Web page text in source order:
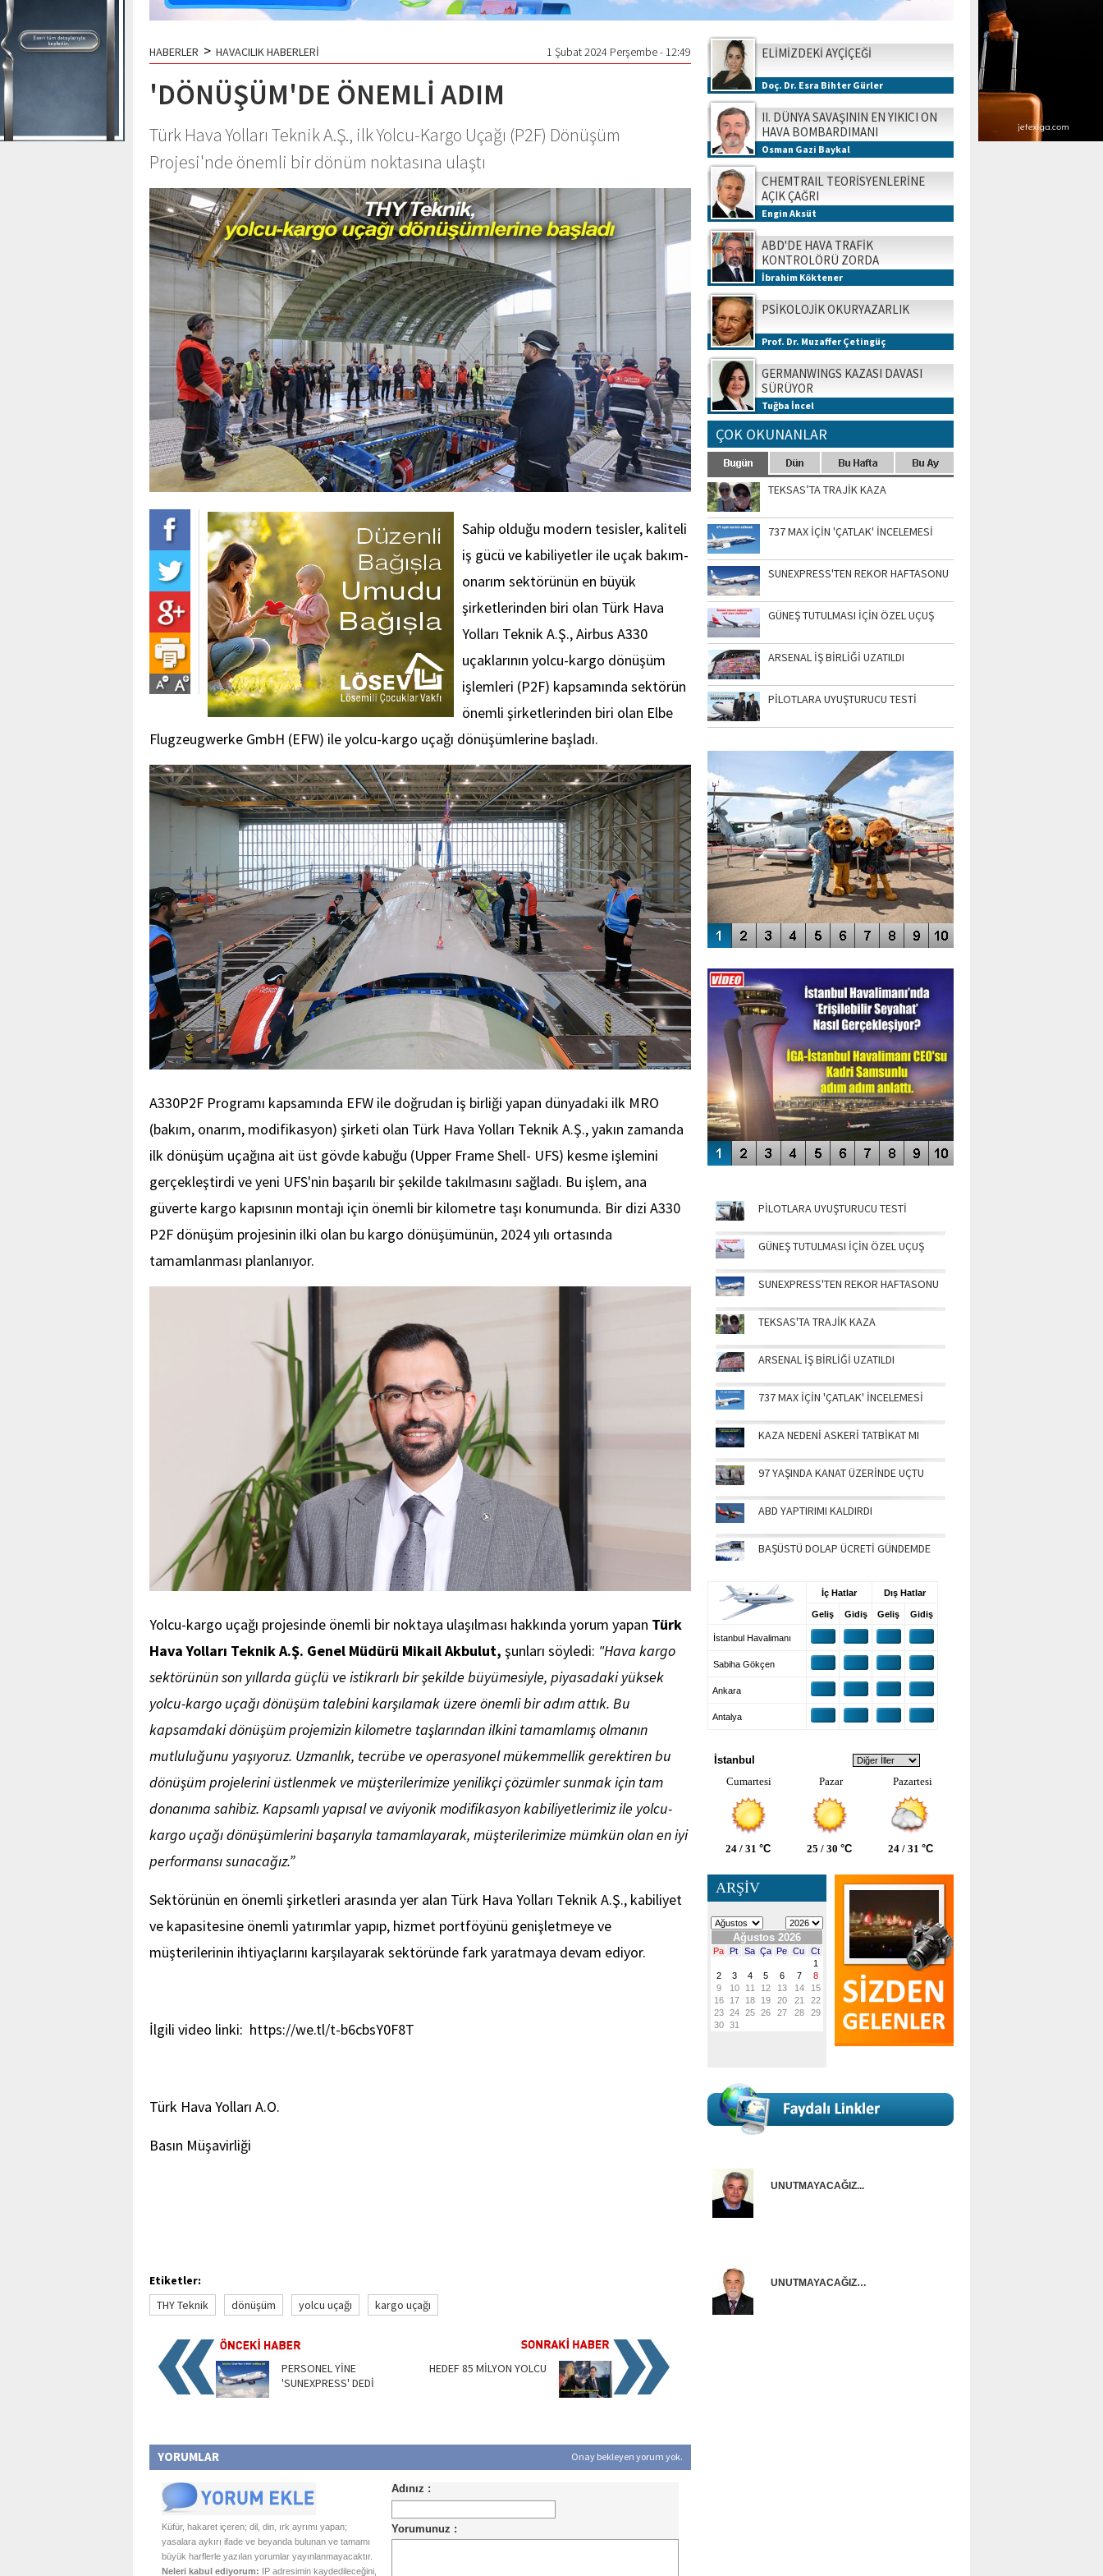
HABERLER > HAVACILIK HABERLERİ 1 Şubat 2024 Perşembe - 12:49
'DÖNÜŞÜM'DE ÖNEMLİ ADIM
Türk Hava Yolları Teknik A.Ş., ilk Yolcu-Kargo Uçağı (P2F) Dönüşüm
Projesi'nde önemli bir dönüm noktasına ulaştı
Sahip olduğu modern tesisler, kaliteli
iş gücü ve kabiliyetler ile uçak bakım-
onarım sektörünün en büyük
şirketlerinden biri olan Türk Hava
Yolları Teknik A.Ş., Airbus A330
uçaklarının yolcu-kargo dönüşüm
işlemleri (P2F) kapsamında sektörün
önemli şirketlerinden biri olan Elbe
Flugzeugwerke GmbH (EFW) ile yolcu-kargo uçağı dönüşümlerine başladı.
A330P2F Programı kapsamında EFW ile doğrudan iş birliği yapan dünyadaki ilk MRO
(bakım, onarım, modifikasyon) şirketi olan Türk Hava Yolları Teknik A.Ş., yakın zamanda
ilk dönüşüm uçağına ait üst gövde kabuğu (Upper Frame Shell- UFS) kesme işlemini
gerçekleştirdi ve yeni UFS'nin başarılı bir şekilde takılmasını sağladı. Bu işlem, ana
güverte kargo kapısının montajı için önemli bir kilometre taşı konumunda. Bir dizi A330
P2F dönüşüm projesinin ilki olan bu kargo dönüşümünün, 2024 yılı ortasında
tamamlanması planlanıyor.
Yolcu-kargo uçağı projesinde önemli bir noktaya ulaşılması hakkında yorum yapan Türk
Hava Yolları Teknik A.Ş. Genel Müdürü Mikail Akbulut, şunları söyledi: "Hava kargo
sektörünün son yıllarda güçlü ve istikrarlı bir şekilde büyümesiyle, piyasadaki yüksek
yolcu-kargo uçağı dönüşüm talebini karşılamak üzere önemli bir adım attık. Bu
kapsamdaki dönüşüm projemizin kilometre taşlarından ilkini tamamlamış olmanın
mutluluğunu yaşıyoruz. Uzmanlık, tecrübe ve operasyonel mükemmellik gerektiren bu
dönüşüm projelerini üstlenmek ve müşterilerimize yenilikçi çözümler sunmak için tam
donanıma sahibiz. Kapsamlı yapısal ve aviyonik modifikasyon kabiliyetlerimiz ile yolcu-
kargo uçağı dönüşümlerini başarıyla tamamlayarak, müşterilerimize mümkün olan en iyi
performansı sunacağız.”
Sektörünün en önemli şirketleri arasında yer alan Türk Hava Yolları Teknik A.Ş., kabiliyet
ve kapasitesine önemli yatırımlar yapıp, hizmet portföyünü genişletmeye ve
müşterilerinin ihtiyaçlarını karşılayarak sektöründe fark yaratmaya devam ediyor.
İlgili video linki: https://we.tl/t-b6cbsY0F8T
Türk Hava Yolları A.O.
Basın Müşavirliği
Etiketler:
THY Teknik
dönüşüm yolcu uçağı kargo uçağı
PERSONEL YİNE
'SUNEXPRESS' DEDİ
HEDEF 85 MİLYON YOLCU
YORUMLAR Onay bekleyen yorum yok.
Küfür, hakaret içeren; dil, din, ırk ayrımı yapan;
yasalara aykırı ifade ve beyanda bulunan ve tamamı
büyük harflerle yazılan yorumlar yayınlanmayacaktır.
Neleri kabul ediyorum: IP adresimin kaydedileceğini,
ELİMİZDEKİ AYÇİÇEĞİ
Doç. Dr. Esra Bihter Gürler
II. DÜNYA SAVAŞININ EN YIKICI ON
HAVA BOMBARDIMANI
Osman Gazi Baykal
CHEMTRAIL TEORİSYENLERİNE
AÇIK ÇAĞRI
Engin Aksüt
ABD'DE HAVA TRAFİK
KONTROLÖRÜ ZORDA
İbrahim Köktener
PSİKOLOJİK OKURYAZARLIK
Prof. Dr. Muzaffer Çetingüç
GERMANWINGS KAZASI DAVASI
SÜRÜYOR
Tuğba İncel
ÇOK OKUNANLAR
TEKSAS’TA TRAJİK KAZA
737 MAX İÇİN 'ÇATLAK' İNCELEMESİ
SUNEXPRESS'TEN REKOR HAFTASONU
GÜNEŞ TUTULMASI İÇİN ÖZEL UÇUŞ
ARSENAL İŞ BİRLİĞİ UZATILDI
PİLOTLARA UYUŞTURUCU TESTİ
SİNGAPUR AIRSHOW-2020
ENGELLERİN AŞILDIĞI HAVALİMANI
PİLOTLARA UYUŞTURUCU TESTİ
GÜNEŞ TUTULMASI İÇİN ÖZEL UÇUŞ
SUNEXPRESS'TEN REKOR HAFTASONU
TEKSAS'TA TRAJİK KAZA
ARSENAL İŞ BİRLİĞİ UZATILDI
737 MAX İÇİN 'ÇATLAK' İNCELEMESİ
KAZA NEDENİ ASKERİ TATBİKAT MI
97 YAŞINDA KANAT ÜZERİNDE UÇTU
ABD YAPTIRIMI KALDIRDI
BAŞÜSTÜ DOLAP ÜCRETİ GÜNDEMDE
İç Hatlar Dış Hatlar
Geliş Gidiş Geliş Gidiş
İstanbul Havalimanı
Sabiha Gökçen
Ankara
Antalya
İstanbul
Cumartesi
Pazar Pazartesi
24 / 31 °C 25 / 30 °C 24 / 31 °C
ARŞİV
UNUTMAYACAĞIZ...
UNUTMAYACAĞIZ…